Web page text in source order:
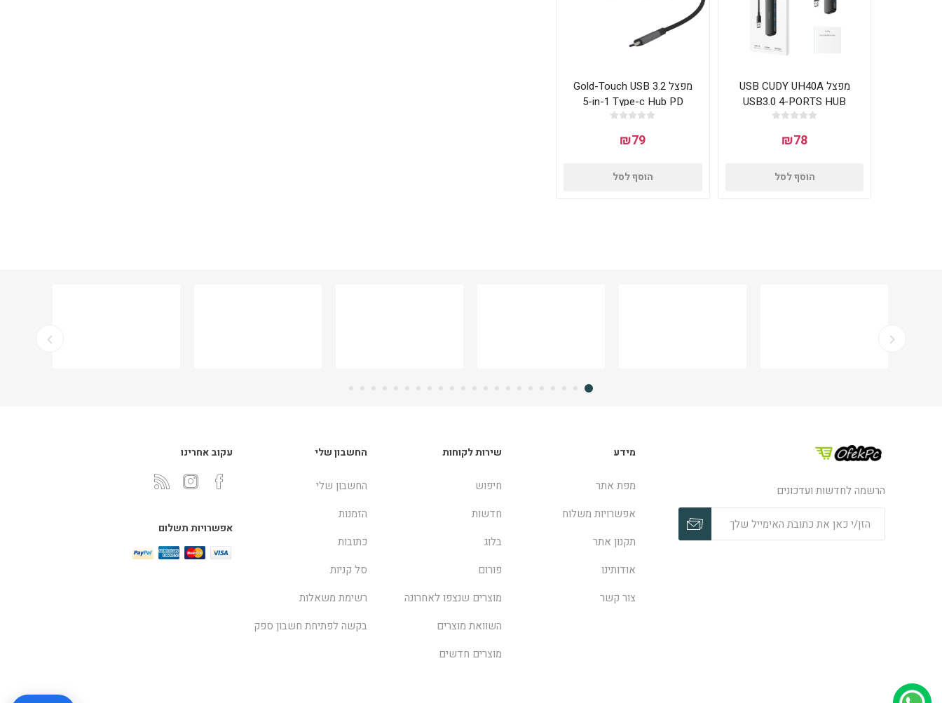
מפצל USB CUDY UH40A
USB3.0 4-PORTS HUB
₪78
הוסף לסל
מפצל Gold-Touch USB 3.2
5-in-1 Type-c Hub PD
₪79
הוסף לסל
הרשמה לחדשות ועדכונים
מידע
מפת אתר
אפשרויות משלוח
תקנון אתר
אודותינו
צור קשר
שירות לקוחות
חיפוש
חדשות
בלוג
פורום
מוצרים שנצפו לאחרונה
השוואת מוצרים
מוצרים חדשים
החשבון שלי
החשבון שלי
הזמנות
כתובות
סל קניות
רשימת משאלות
בקשה לפתיחת חשבון ספק
עקוב אחרינו
אפשרויות תשלום